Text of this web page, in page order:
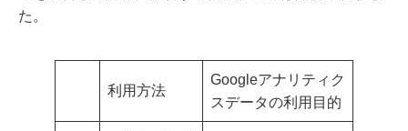
た。
利用方法
Googleアナリティク
スデータの利用目的